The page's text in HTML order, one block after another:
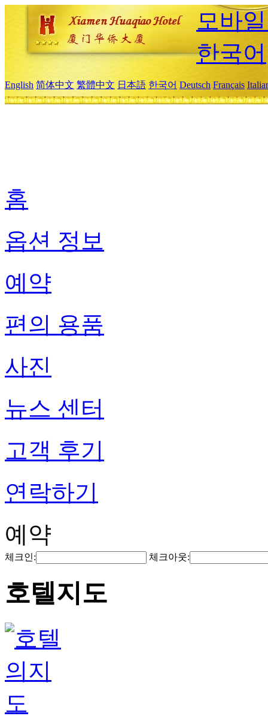
모바
한국어
English 简体中文 繁體中文 日本語 한국어 Deutsch Français
홈
옵션 정보
예약
편의 용품
사진
뉴스 센터
고객 후기
연락하기
예약
체크인: 체크아웃:
호텔지도